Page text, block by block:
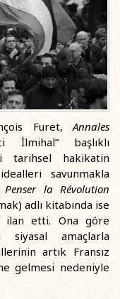
Furet, Annales
İlmihal” başlıklı
tarihsel hakikatin
savunmakla
Penser la Révolution
adlı kitabında ise
ilan etti. Ona göre
siyasal amaçlarla
artık Fransız
gelmesi nedeniyle